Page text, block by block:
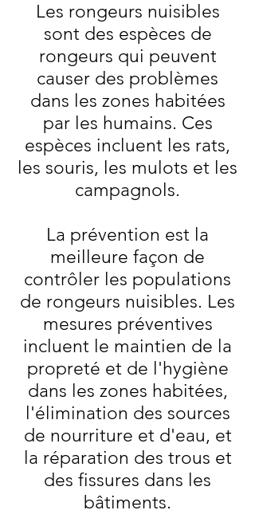
Les rongeurs nuisibles
sont des espèces de
rongeurs qui peuvent
causer des problèmes
dans les zones habitées
par les humains. Ces
espèces incluent les rats,
les souris, les mulots et les
campagnols.
La prévention est la
meilleure façon de
contrôler les populations
de rongeurs nuisibles. Les
mesures préventives
incluent le maintien de la
propreté et de l'hygiène
dans les zones habitées,
l'élimination des sources
de nourriture et d'eau, et
la réparation des trous et
des fissures dans les
bâtiments.